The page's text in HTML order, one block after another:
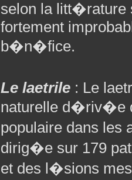
selon la litt�rature
fortement
b�n�fice.
Le laetrile : Le
naturelle d�riv�e
populaire dans
dirig�e sur 179
et des l�sions